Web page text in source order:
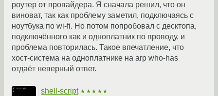
роутер от провайдера. Я сначала решил, что он
виноват, так как проблему заметил, подключаясь с
ноутбука по wi-fi. Но потом попробовал с десктопа,
подключённого как и одноплатник по проводу, и
проблема повторилась. Такое впечатление, что
хост-система на одноплатнике на arp who-has
отдаёт неверный ответ.
shell-script ★★★★★